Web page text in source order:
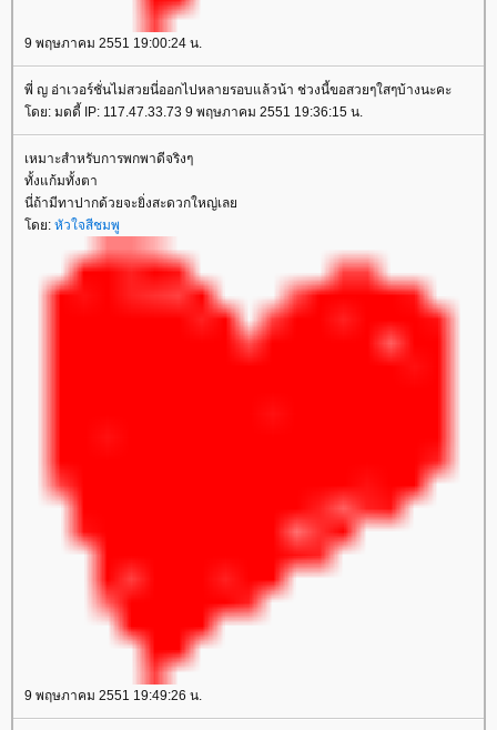
9 พฤษภาคม 2551 19:00:24 น.
พี่ ญ อ่าเวอร์ชั่นไม่สวยนี่ออกไปหลายรอบแล้วน้า ช่วงนี้ขอสวยๆใสๆบ้างนะคะ
ดย: มดดี้ IP: 117.47.33.73 9 พฤษภาคม 2551 19:36:15 น.
เหมาะสำหรับการพกพาดีจริงๆ
ทั้งแก้มทั้งตา
นี่ถ้ามีทาปากด้วยจะยิ่งสะดวกใหญ่เล
ดย: หัวใจสีชมพู
9 พฤษภาคม 2551 19:49:26 น.